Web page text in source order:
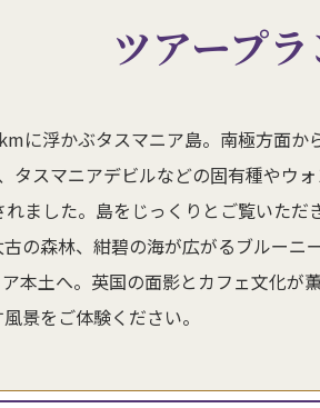
ツアープ
に浮かぶタスマニア島。南極方面か
タスマニアデビルなどの固有種やウ
ました。島をじっくりとご覧いた
の森林、紺碧の海が広がるブルー
本土へ。英国の面影とカフェ文化
景をご体験ください。